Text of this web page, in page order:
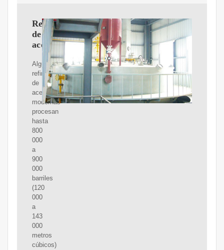
Refinería
de
aceite
Algunas
refinerías
de
aceite
modernas
procesan
hasta
800
000
a
900
000
barriles
(120
000
a
143
000
metros
cúbicos)